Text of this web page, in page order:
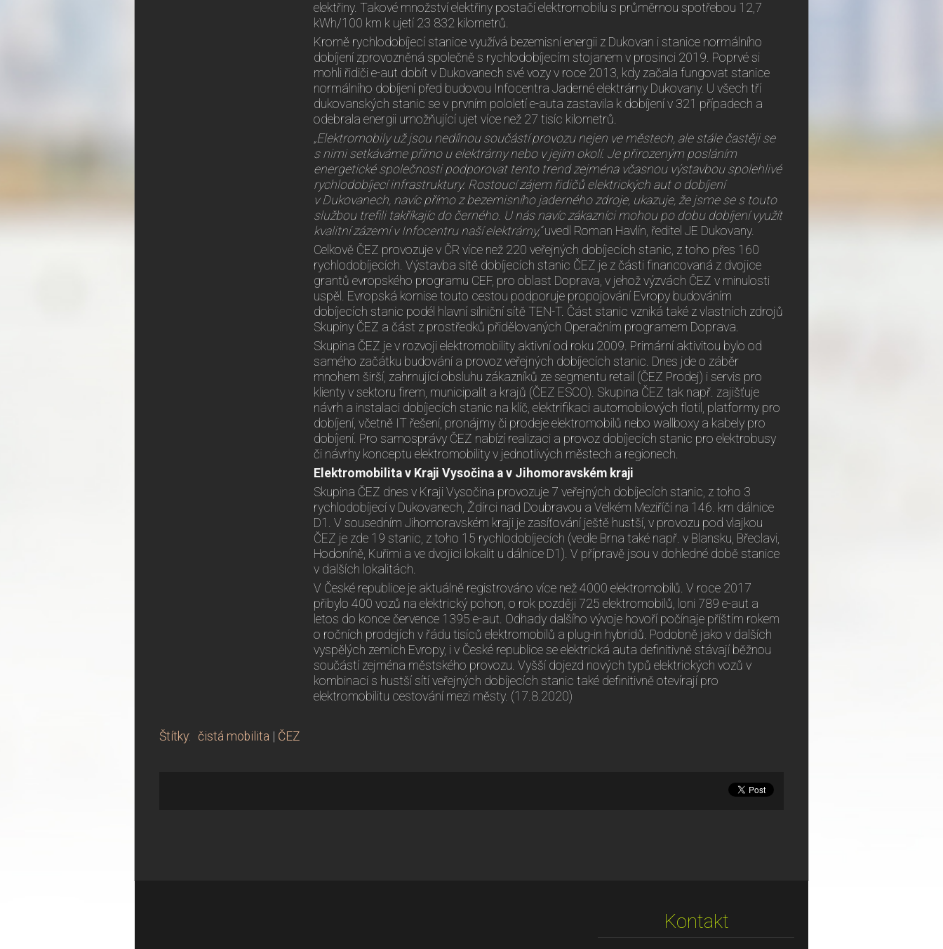
elektřiny. Takové množství elektřiny postačí elektromobilu s průměrnou spotřebou 12,7
kWh/100 km k ujetí 23 832 kilometrů.
Kromě rychlodobíjecí stanice využívá bezemisní energii z Dukovan i stanice normálního
dobíjení zprovozněná společně s rychlodobíjecím stojanem v prosinci 2019. Poprvé si
mohli řidiči e-aut dobít v Dukovanech své vozy v roce 2013, kdy začala fungovat stanice
normálního dobíjení před budovou Infocentra Jaderné elektrárny Dukovany. U všech tří
dukovanských stanic se v prvním pololetí e-auta zastavila k dobíjení v 321 případech a
odebrala energii umožňující ujet více než 27 tisíc kilometrů.
„Elektromobily už jsou nedílnou součástí provozu nejen ve městech, ale stále častěji se
s nimi setkáváme přímo u elektrárny nebo v jejím okolí. Je přirozeným posláním
energetické společnosti podporovat tento trend zejména včasnou výstavbou spolehlivé
rychlodobíjecí infrastruktury. Rostoucí zájem řidičů elektrických aut o dobíjení
v Dukovanech, navíc přímo z bezemisního jaderného zdroje, ukazuje, že jsme se s touto
službou trefili takříkajíc do černého. U nás navíc zákazníci mohou po dobu dobíjení využít
kvalitní zázemí v Infocentru naší elektrárny,“uvedl Roman Havlín, ředitel JE Dukovany.
Celkově ČEZ provozuje v ČR více než 220 veřejných dobíjecích stanic, z toho přes 160
rychlodobíjecích. Výstavba sítě dobíjecích stanic ČEZ je z části financovaná z dvojice
grantů evropského programu CEF, pro oblast Doprava, v jehož výzvách ČEZ v minulosti
uspěl. Evropská komise touto cestou podporuje propojování Evropy budováním
dobíjecích stanic podél hlavní silniční sítě TEN-T. Část stanic vzniká také z vlastních zdrojů
Skupiny ČEZ a část z prostředků přidělovaných Operačním programem Doprava.
Skupina ČEZ je v rozvoji elektromobility aktivní od roku 2009. Primární aktivitou bylo od
samého začátku budování a provoz veřejných dobíjecích stanic. Dnes jde o záběr
mnohem širší, zahrnující obsluhu zákazníků ze segmentu retail (ČEZ Prodej) i servis pro
klienty v sektoru firem, municipalit a krajů (ČEZ ESCO). Skupina ČEZ tak např. zajišťuje
návrh a instalaci dobíjecích stanic na klíč, elektrifikaci automobilových flotil, platformy pro
dobíjení, včetně IT řešení, pronájmy či prodeje elektromobilů nebo wallboxy a kabely pro
dobíjení. Pro samosprávy ČEZ nabízí realizaci a provoz dobíjecích stanic pro elektrobusy
či návrhy konceptu elektromobility v jednotlivých městech a regionech.
Elektromobilita v Kraji Vysočina a v Jihomoravském kraji
Skupina ČEZ dnes v Kraji Vysočina provozuje 7 veřejných dobíjecích stanic, z toho 3
rychlodobíjecí v Dukovanech, Ždírci nad Doubravou a Velkém Meziříčí na 146. km dálnice
D1. V sousedním Jihomoravském kraji je zasíťování ještě hustší, v provozu pod vlajkou
ČEZ je zde 19 stanic, z toho 15 rychlodobíjecích (vedle Brna také např. v Blansku, Břeclavi,
Hodoníně, Kuřimi a ve dvojici lokalit u dálnice D1). V přípravě jsou v dohledné době stanice
v dalších lokalitách.
V České republice je aktuálně registrováno více než 4000 elektromobilů. V roce 2017
přibylo 400 vozů na elektrický pohon, o rok později 725 elektromobilů, loni 789 e-aut a
letos do konce července 1395 e-aut. Odhady dalšího vývoje hovoří počínaje příštím rokem
o ročních prodejích v řádu tisíců elektromobilů a plug-in hybridů. Podobně jako v dalších
vyspělých zemích Evropy, i v České republice se elektrická auta definitivně stávají běžnou
součástí zejména městského provozu. Vyšší dojezd nových typů elektrických vozů v
kombinaci s hustší sítí veřejných dobíjecích stanic také definitivně otevírají pro
elektromobilitu cestování mezi městy. (17.8.2020)
Štítky: čistá mobilita ČEZ
Kontakt